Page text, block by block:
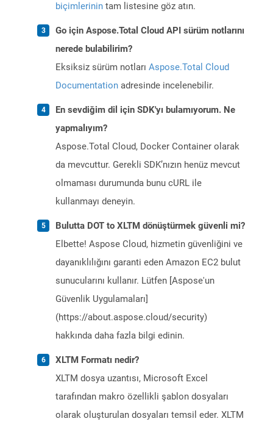
biçimlerinin tam listesine göz atın.
Go için Aspose.Total Cloud API sürüm notlarını
nerede bulabilirim?
Eksiksiz sürüm notları Aspose.Total Cloud
Documentation adresinde incelenebilir.
En sevdiğim dil için SDK'yı bulamıyorum. Ne
yapmalıyım?
Aspose.Total Cloud, Docker Container olarak
da mevcuttur. Gerekli SDK’nızın henüz mevcut
olmaması durumunda bunu cURL ile
kullanmayı deneyin.
Bulutta DOT to XLTM dönüştürmek güvenli mi?
Elbette! Aspose Cloud, hizmetin güvenliğini ve
dayanıklılığını garanti eden Amazon EC2 bulut
sunucularını kullanır. Lütfen [Aspose'un
Güvenlik Uygulamaları]
(https://about.aspose.cloud/security)
hakkında daha fazla bilgi edinin.
XLTM Formatı nedir?
XLTM dosya uzantısı, Microsoft Excel
tarafından makro özellikli şablon dosyaları
olarak oluşturulan dosyaları temsil eder. XLTM